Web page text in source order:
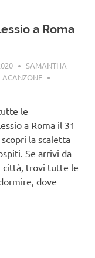
a Roma
SAMANTHA
le
a Roma il 31
la scaletta
Se arrivi da
città, trovi tutte le
dove